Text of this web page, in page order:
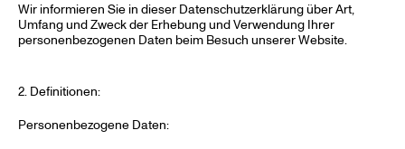
Wir informieren Sie in dieser Datenschutzerklärung über Art,
Umfang und Zweck der Erhebung und Verwendung Ihrer
personenbezogenen Daten beim Besuch unserer Website.
2. Definitionen:
Personenbezogene Daten: